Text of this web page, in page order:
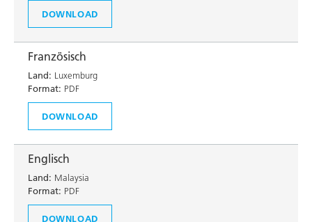
DOWNLOAD
Französisch
Land: Luxemburg
Format: PDF
DOWNLOAD
Englisch
Land: Malaysia
Format: PDF
DOWNLOAD